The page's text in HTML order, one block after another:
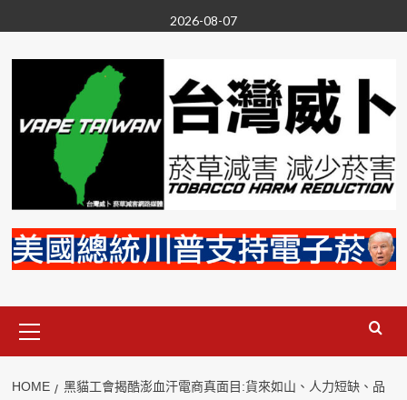
to
content
2026-08-07
Menu
HOME
黑貓工會揭酷澎血汗電商真面目:貨來如山、人力短缺、品